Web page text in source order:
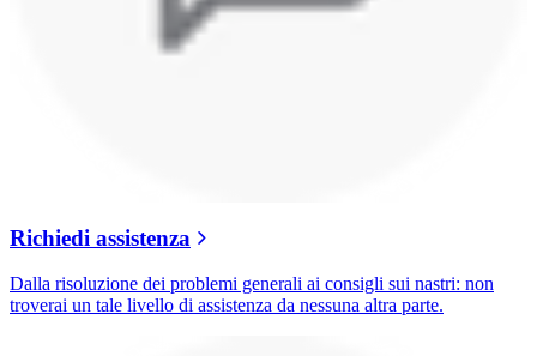
Richiedi assistenza
Dalla risoluzione dei problemi generali ai consigli sui nastri: non
troverai un tale livello di assistenza da nessuna altra parte.